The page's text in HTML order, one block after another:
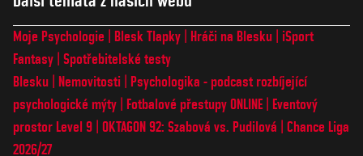
Moje Psychologie Blesk Tlapky Hráči na Blesku
iSport
Fantasy Spotřebitelské testy
Blesku
Nemovitosti
Psychologika - podcast rozbíjející
psychologické mýty
Fotbalové přestupy ONLINE
Eventový
prostor Level 9 OKTAGON 92: Szabová vs. Pudilová
Chance Liga
2026/27